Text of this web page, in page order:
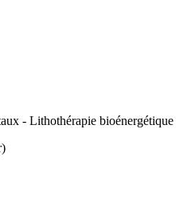
- Lithothérapie bioénergétique